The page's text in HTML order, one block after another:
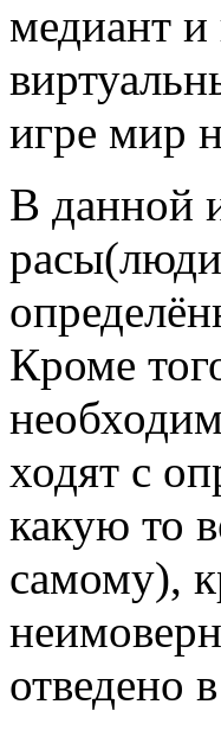
медиант и
игре мир
В данной
Кроме
ходят с
какую то
самому),
отведено